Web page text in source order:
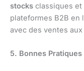
stocks classiques et
plateformes B2B en
avec des ventes
5. Bonnes